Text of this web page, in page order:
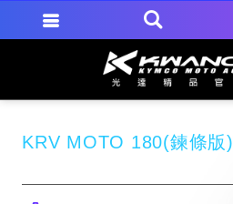
KRV MOTO 180(鍊條版)